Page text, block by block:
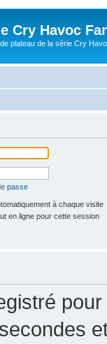
Cry Havoc
plateau de la série Cry
passe
à chaque visite
en ligne pour cette session